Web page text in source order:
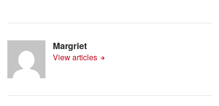
Margriet
View articles